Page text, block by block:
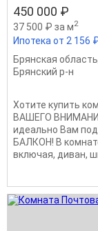
450 000 ₽
37 500 ₽ за м2
Ипотека от 2 156
Брянская область
Брянский р-н
Хотите купить
ВАШЕГО
идеально Вам
БАЛКОН! В
включая, диван,